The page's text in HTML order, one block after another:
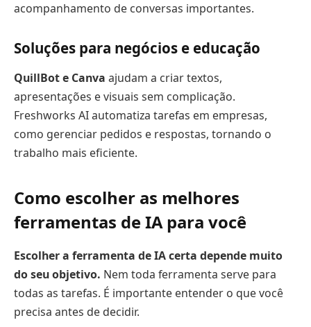
acompanhamento de conversas importantes.
Soluções para negócios e educação
QuillBot e Canva ajudam a criar textos,
apresentações e visuais sem complicação.
Freshworks AI automatiza tarefas em empresas,
como gerenciar pedidos e respostas, tornando o
trabalho mais eficiente.
Como escolher as melhores
ferramentas de IA para você
Escolher a ferramenta de IA certa depende muito
do seu objetivo. Nem toda ferramenta serve para
todas as tarefas. É importante entender o que você
precisa antes de decidir.